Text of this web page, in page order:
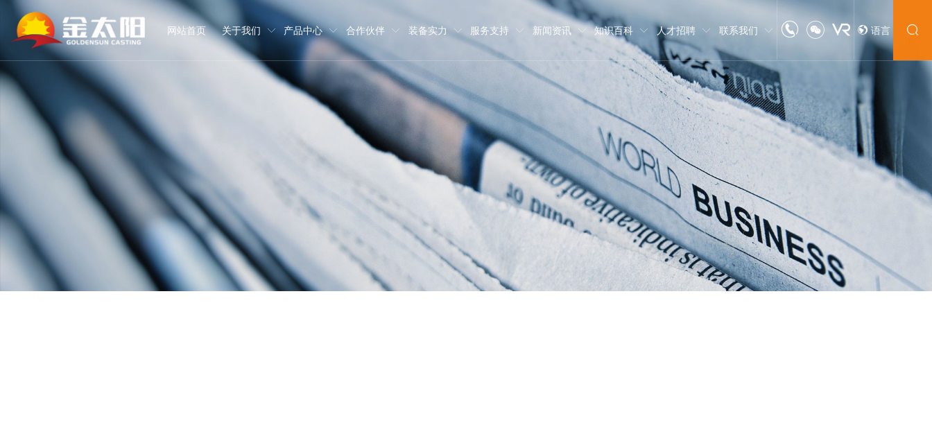
网站首页 关于我们
关于我们
我们是一家拥有两个生产基地与一个工程技术研究中心，具备年产铸铁零部件30000吨、并提供相关模型制
作、铸件深加工、零部件检测、铸件防腐等配套服务的科技型企业。
企业文化 品牌故事
厂容厂貌 视频中心 VR全景
产品中心
产品中心
主要从事数控机床铸件、工程机械铸件、轨道交通铸件、工业机器人铸件、压缩机铸件、矿山机械铸件、
泵阀类铸件的研发、生产与销售。
其他类铸件
合作伙伴
合作伙伴
产品直接或间接出口到美国、日本、德国、英国、加拿大、韩国、西班牙等地，为多家世界五百强、行业
领军企业以及国内细分领域头部企业提供定制化产品与服务。
战略合作供应商
装备实力
装备实力
完善加工检验设备和生产线，实现了铸造模拟以及从原材料进厂到成品出库的全流程材质成分跟踪管理。
检验设备
服务支持
服务支持
公司建立了从原辅材料采购、工艺开发、配料生产，到检测加工、包装运输等环节的832项质量控制流程标
准，不放过任何一个可能造成质量瑕疵的可疑点。
服务流程
新闻资讯
新闻资讯
金太阳致力于软硬件的提升、开放的思维与格局，坚持创新与资源整合。
行业动态
知识百科
知识百科
时刻关注与把握机床行业的未来发展对铸铁零部件的需求。
常见问答
人才招聘
人才招聘
关注每一位员工的成长，不断挖掘员工潜能和优势，激发员工学习与工作热情，实行员工职业发展双通道
职业发展 招聘职位
员工风采
联系我们
联系我们
金太阳人将始终坚持创新促发展、 绿色保发展 、平台赢发展的理念，愿与八方宾客协同发展，共创价值。
地图导航
语言
English
日本語
한글